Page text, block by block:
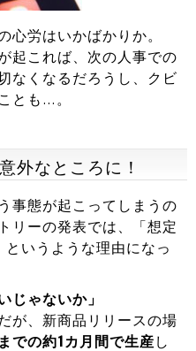
心労はいかばかりか。
起これば、次の人事での
なくなるだろうし、クビ
とも…。
外なところに！
事態が起こってしまうの
リーの発表では、「想定
いうような理由になっ
じゃないか」
が、新商品リリースの場
での約1カ月間で生産 し